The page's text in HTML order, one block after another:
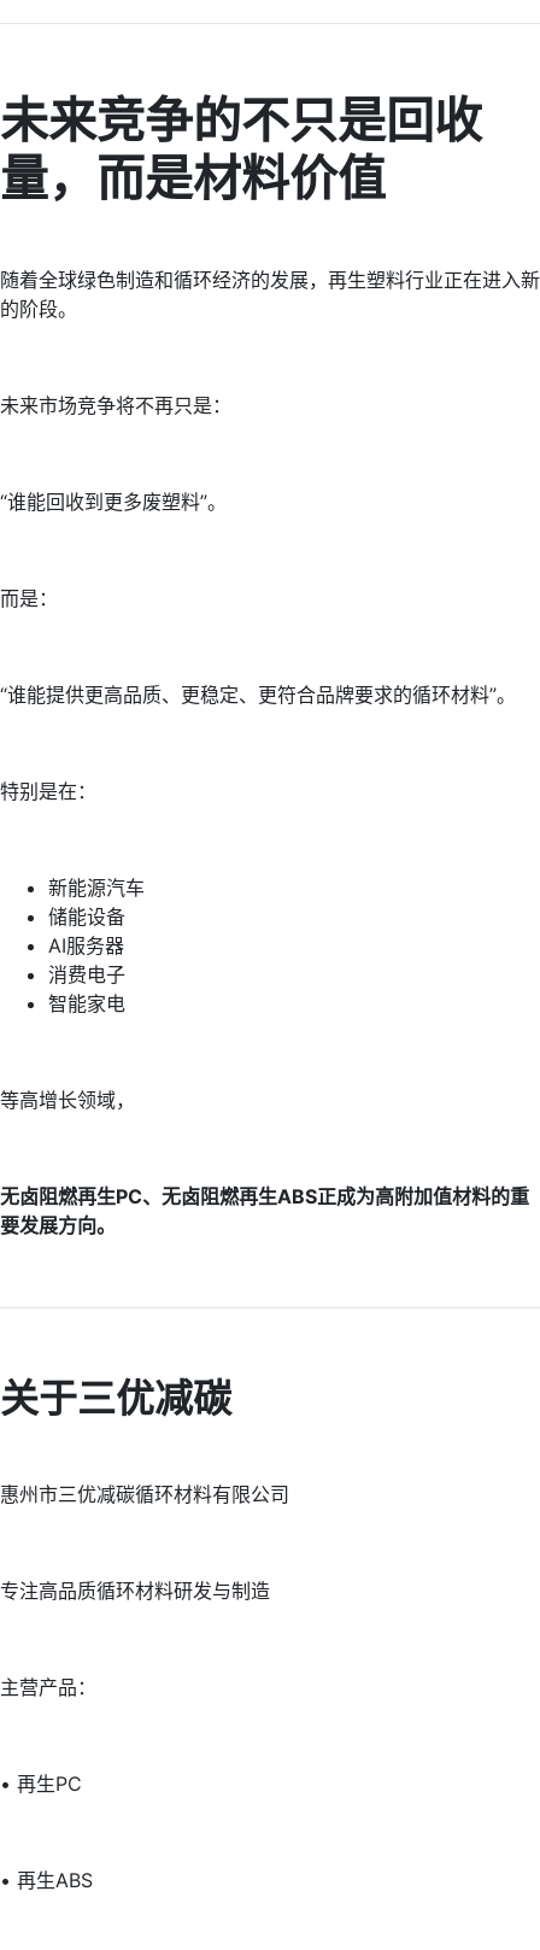
未来竞争的不只是回收
量，而是材料价值
随着全球绿色制造和循环经济的发展，再生塑料行业正在进入新
的阶段。
未来市场竞争将不再只是：
“谁能回收到更多废塑料”。
而是：
“谁能提供更高品质、更稳定、更符合品牌要求的循环材料”。
特别是在：
新能源汽车
储能设备
AI服务器
消费电子
智能家电
等高增长领域，
无卤阻燃再生PC、无卤阻燃再生ABS正成为高附加值材料的重
要发展方向。
关于三优减碳
惠州市三优减碳循环材料有限公司
专注高品质循环材料研发与制造
主营产品：
• 再生PC
• 再生ABS